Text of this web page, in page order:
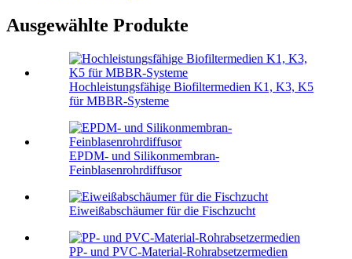
Ausgewählte Produkte
Hochleistungsfähige Biofiltermedien K1, K3, K5
für MBBR-Systeme
EPDM- und Silikonmembran-
Feinblasenrohrdiffusor
Eiweißabschäumer für die Fischzucht
PP- und PVC-Material-Rohrabsetzermedien